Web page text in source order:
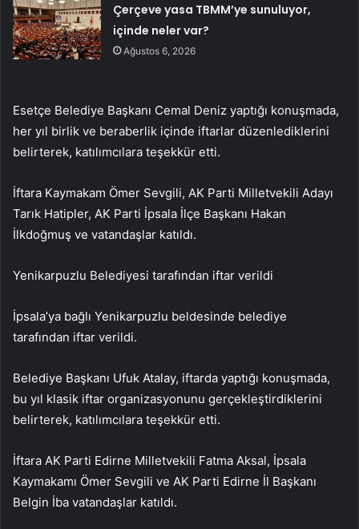
Çerçeve yasa TBMM’ye sunuluyor,
içinde neler var?
Ağustos 6, 2026
Esetçe Belediye Başkanı Cemal Deniz yaptığı konuşmada,
her yıl birlik ve beraberlik içinde iftarlar düzenlediklerini
belirterek, katılımcılara teşekkür etti.
İftara Kaymakam Ömer Sevgili, AK Parti Milletvekili Adayı
Tarık Hatipler, AK Parti İpsala İlçe Başkanı Hakan
İlkdoğmuş ve vatandaşlar katıldı.
Yenikarpuzlu Belediyesi tarafından iftar verildi
İpsala’ya bağlı Yenikarpuzlu beldesinde belediye
tarafından iftar verildi.
Belediye Başkanı Ufuk Atalay, iftarda yaptığı konuşmada,
bu yıl klasik iftar organizasyonunu gerçekleştirdiklerini
belirterek, katılımcılara teşekkür etti.
İftara AK Parti Edirne Milletvekili Fatma Aksal, İpsala
Kaymakamı Ömer Sevgili ve AK Parti Edirne İl Başkanı
Belgin İba vatandaşlar katıldı.